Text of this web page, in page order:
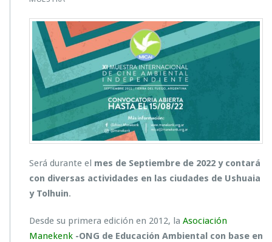
Será durante el mes de Septiembre de 2022 y contará
con diversas actividades en las ciudades de Ushuaia
y Tolhuin.
Desde su primera edición en 2012, la Asociación
Manekenk -ONG de Educación Ambiental con base en